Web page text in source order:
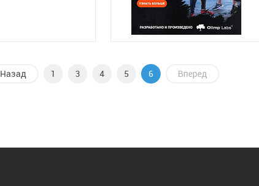
Назад 1 3 4 5 6 Вперед